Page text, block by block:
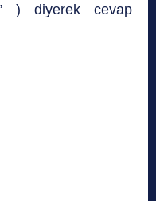
) diyerek cevap